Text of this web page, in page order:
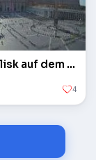
Der Obelisk auf dem Petersplatz im Vatikan
4